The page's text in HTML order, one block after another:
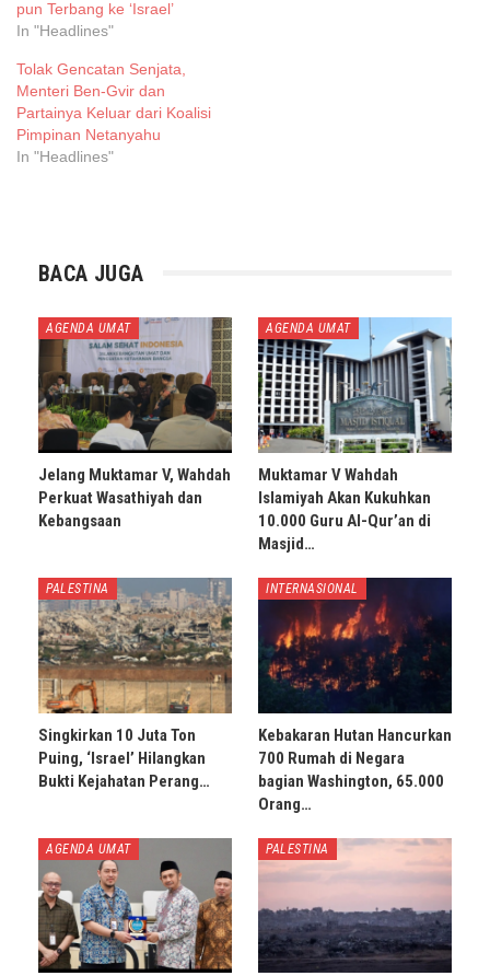
pun Terbang ke ‘Israel’
In "Headlines"
Tolak Gencatan Senjata,
Menteri Ben-Gvir dan
Partainya Keluar dari Koalisi
Pimpinan Netanyahu
In "Headlines"
BACA JUGA
AGENDA UMAT
Jelang Muktamar V, Wahdah
Perkuat Wasathiyah dan
Kebangsaan
AGENDA UMAT
Muktamar V Wahdah
Islamiyah Akan Kukuhkan
10.000 Guru Al-Qur’an di
Masjid…
PALESTINA
Singkirkan 10 Juta Ton
Puing, ‘Israel’ Hilangkan
Bukti Kejahatan Perang…
INTERNASIONAL
Kebakaran Hutan Hancurkan
700 Rumah di Negara
bagian Washington, 65.000
Orang…
AGENDA UMAT PALESTINA